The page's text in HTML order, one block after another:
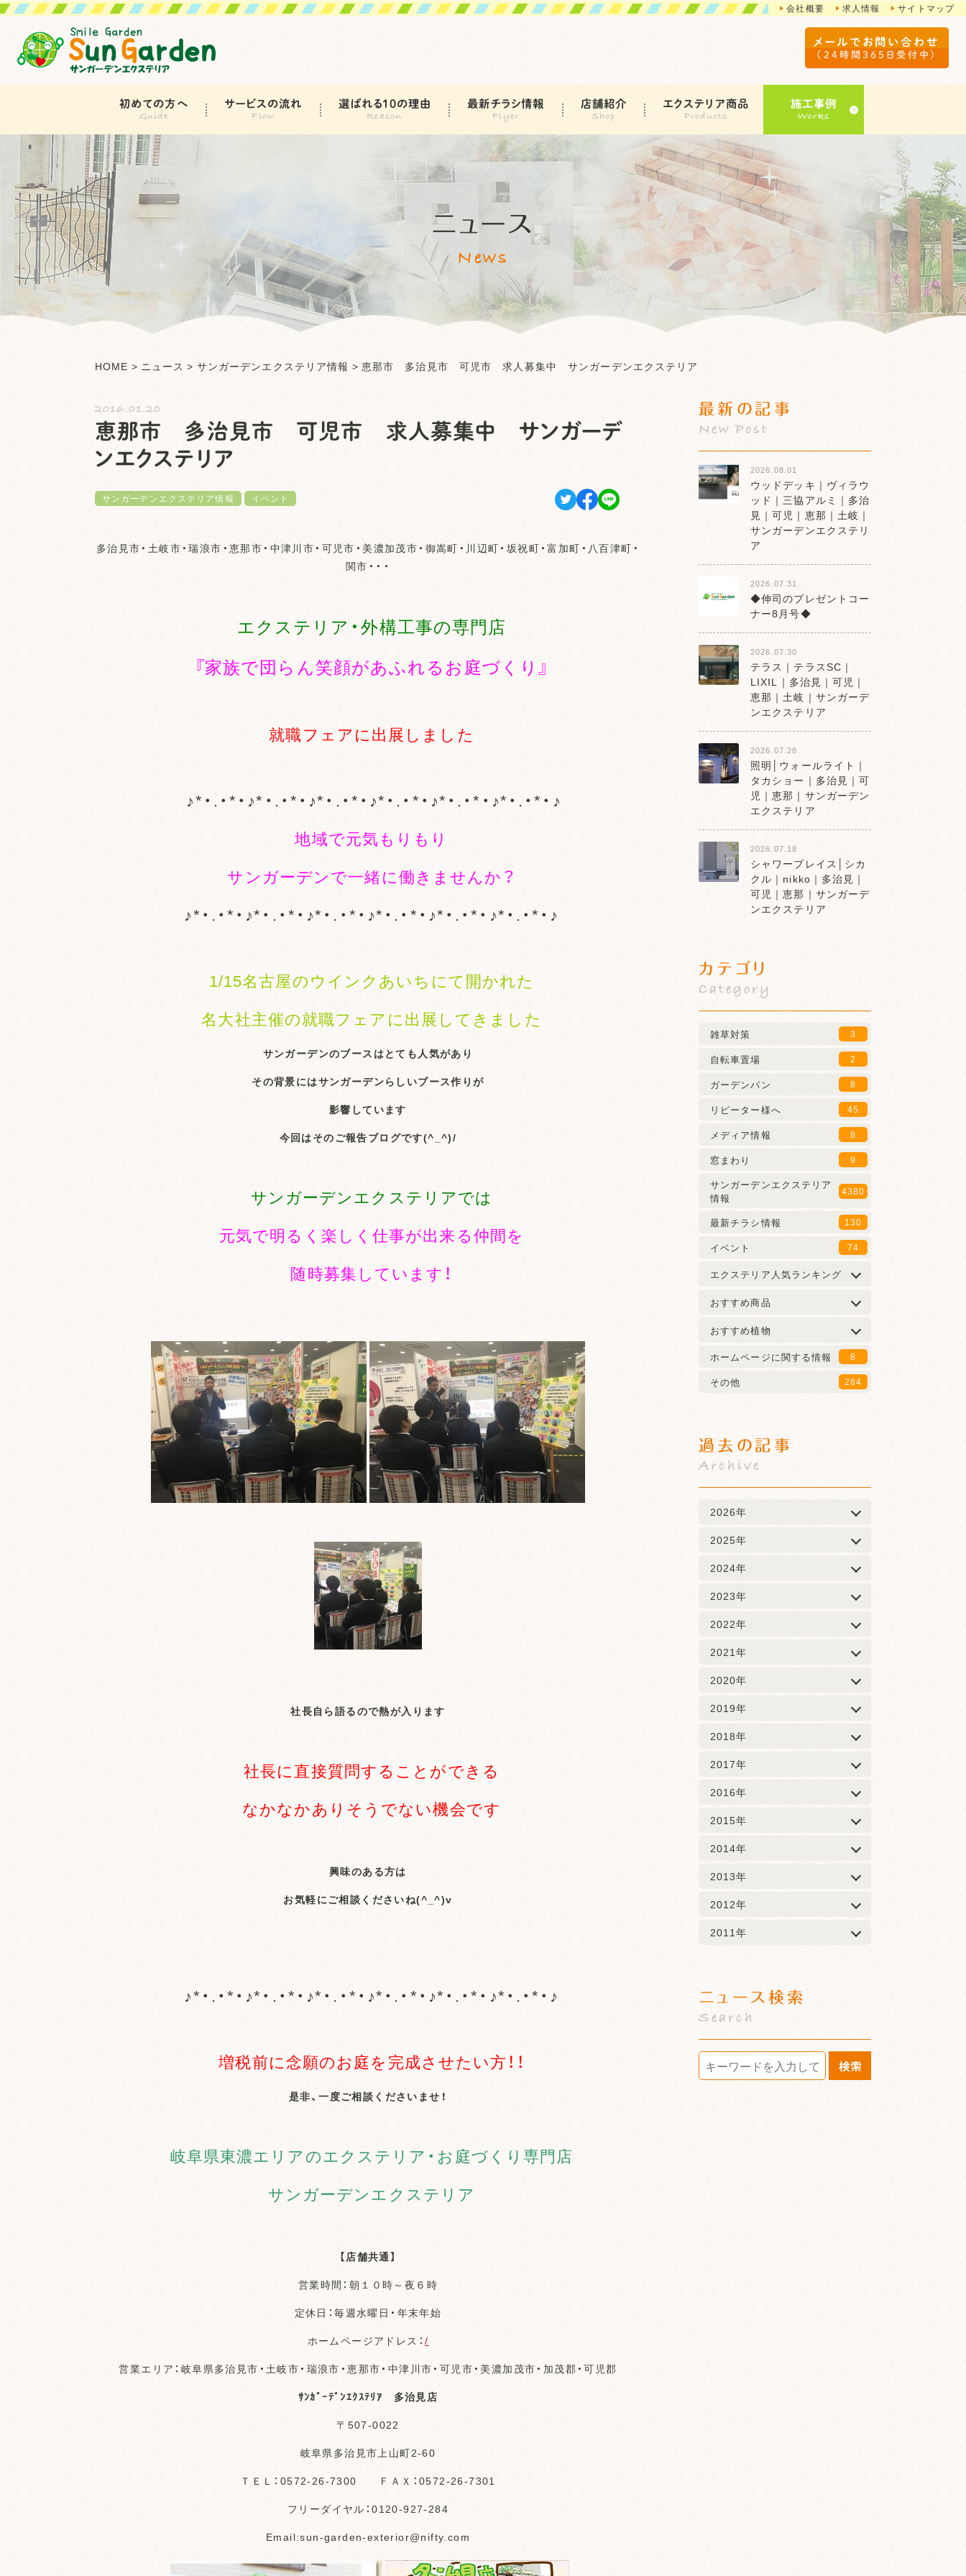
会社概要 求人情報 サイトマップ
メールでお問い合わせ
（24時間365日受付中）
初めての方へ サービスの流れ 選ばれる10の理由 最新チラシ情報 店舗紹介 エクステリア商品 施工事例
ニュース
News
HOME > ニュース > サンガーデンエクステリア情報 > 恵那市 多治見市 可児市 求人募集中 サンガーデンエクステリア
2016.01.20
恵那市 多治見市 可児市 求人募集中 サンガーデ
ンエクステリア
サンガーデンエクステリア情報 イベント
多治見市・土岐市・瑞浪市・恵那市・中津川市・可児市・美濃加茂市・御嵩町・川辺町・坂祝町・富加町・八百津町・
関市・・・
エクステリア・外構工事の専門店
『家族で団らん笑顔があふれるお庭づくり』
就職フェアに出展しました
♪*・.・*・♪*・.・*・♪*・.・*・♪*・.・*・♪*・.・*・♪*・.・*・♪
地域で元気もりもり
サンガーデンで一緒に働きませんか？
♪*・.・*・♪*・.・*・♪*・.・*・♪*・.・*・♪*・.・*・♪*・.・*・♪
1/15名古屋のウインクあいちにて開かれた
名大社主催の就職フェアに出展してきました
サンガーデンのブースはとても人気があり
その背景にはサンガーデンらしいブース作りが
影響しています
今回はそのご報告ブログです(^_^)/
サンガーデンエクステリアでは
元気で明るく楽しく仕事が出来る仲間を
随時募集しています！
社長自ら語るので熱が入ります
社長に直接質問することができる
なかなかありそうでない機会です
興味のある方は
お気軽にご相談くださいね(^_^)v
♪*・.・*・♪*・.・*・♪*・.・*・♪*・.・*・♪*・.・*・♪*・.・*・♪
増税前に念願のお庭を完成させたい方！！
是非、一度ご相談くださいませ！
岐阜県東濃エリアのエクステリア・お庭づくり専門店
サンガーデンエクステリア
【店舗共通】
営業時間：朝１０時～夜６時
定休日：毎週水曜日・年末年始
ホームページアドレス： /
営業エリア：岐阜県多治見市・土岐市・瑞浪市・恵那市・中津川市・可児市・美濃加茂市・加茂郡・可児郡
ｻﾝｶﾞｰﾃﾞﾝｴｸｽﾃﾘｱ 多治見店
〒507-0022
岐阜県多治見市上山町2-60
ＴＥＬ：0572-26-7300 ＦＡＸ：0572-26-7301
フリーダイヤル：0120-927-284
Email:sun-garden-exterior@nifty.com
最新の記事
New Post
2026.08.01
ウッドデッキ｜ヴィラウ
ッド｜三協アルミ｜多治
見｜可児｜恵那｜土岐｜
サンガーデンエクステリ
ア
2026.07.31
◆伸司のプレゼントコー
ナー8月号◆
2026.07.30
テラス｜テラスSC｜
LIXIL｜多治見｜可児｜
恵那｜土岐｜サンガーデ
ンエクステリア
2026.07.28
照明│ウォールライト｜
タカショー｜多治見｜可
児｜恵那｜サンガーデン
エクステリア
2026.07.18
シャワープレイス│シカ
クル｜nikko｜多治見｜
可児｜恵那｜サンガーデ
ンエクステリア
カテゴリ
Category
雑草対策 3
自転車置場 2
ガーデンパン 8
リピーター様へ 45
メディア情報 8
窓まわり 9
サンガーデンエクステリア
情報
4380
最新チラシ情報 130
イベント 74
エクステリア人気ランキング
おすすめ商品
おすすめ植物
ホームページに関する情報
8
その他 284
過去の記事
Archive
2026年
2025年
2024年
2023年
2022年
2021年
2020年
2019年
2018年
2017年
2016年
2015年
2014年
2013年
2012年
2011年
ニュース検索
Search
検索